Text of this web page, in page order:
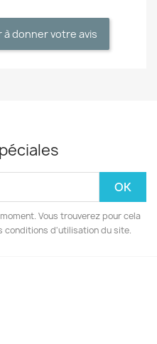
à donner votre avis
Vous trouverez pour cela
conditions d'utilisation du site.